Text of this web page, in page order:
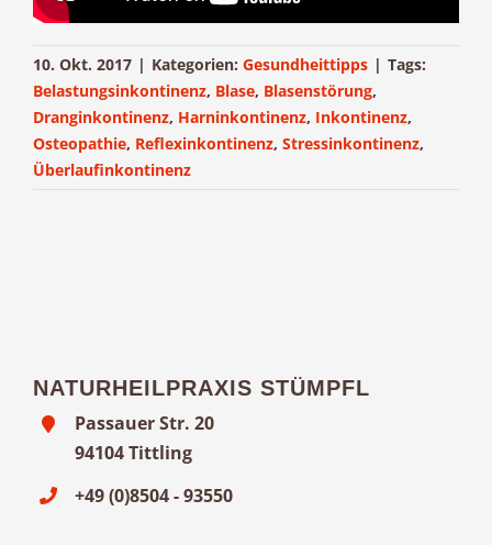
10. Okt. 2017 | Kategorien: Gesundheittipps | Tags:
Belastungsinkontinenz, Blase, Blasenstörung,
Dranginkontinenz, Harninkontinenz, Inkontinenz,
Osteopathie, Reflexinkontinenz, Stressinkontinenz,
Überlaufinkontinenz
NATURHEILPRAXIS STÜMPFL
Passauer Str. 20
94104 Tittling
+49 (0)8504 - 93550